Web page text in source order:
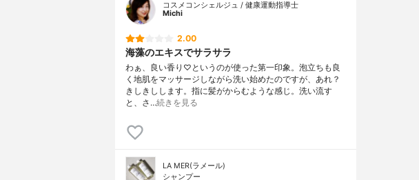
コスメコンシェルジュ / 健康運動指導士
Michi
2.00
海藻のエキスでサラサラ
わぁ、良い香り♡というのが使った第一印象。泡立ちも良
く地肌をマッサージしながら洗い始めたのですが、あれ？
きしきしします。指に髪がからむような感じ。洗い流す
と、さ…続きを見る
LA MER(ラメール)
シャンプー